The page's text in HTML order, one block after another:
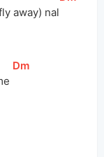
away) nal
[Dm